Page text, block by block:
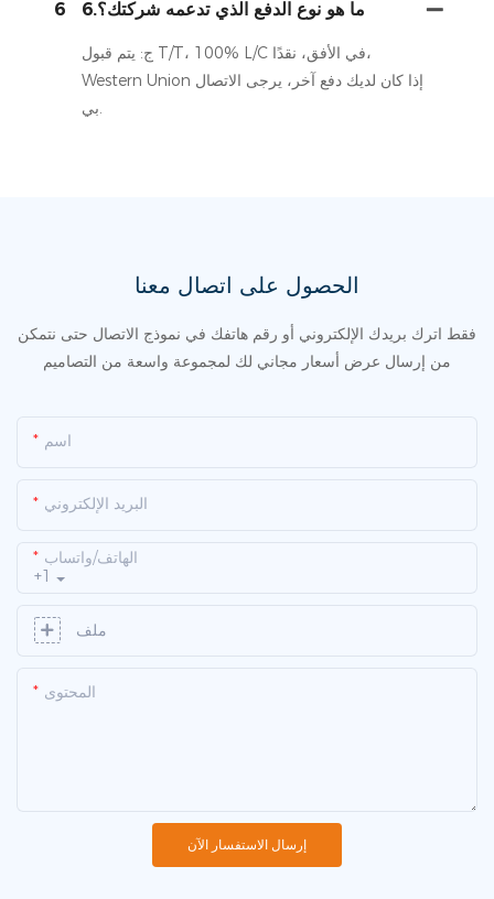
6 6.ما هو نوع الدفع الذي تدعمه شركتك؟
ج: يتم قبول T/T، 100% L/C في الأفق، نقدًا،
Western Union إذا كان لديك دفع آخر، يرجى الاتصال
بي.
الحصول على اتصال معنا
فقط اترك بريدك الإلكتروني أو رقم هاتفك في نموذج الاتصال حتى نتمكن
من إرسال عرض أسعار مجاني لك لمجموعة واسعة من التصاميم
اسم
البريد الإلكتروني
+1
الهاتف/واتساب
ملف
المحتوى
إرسال الاستفسار الآن